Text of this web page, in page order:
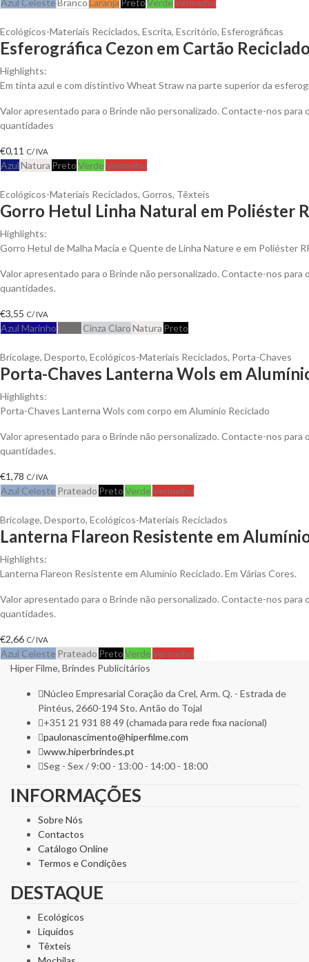
Ecológicos-Materiais Reciclados, Escrita, Escritório, Esferográficas
Esferográfica Cezon em Cartão
Highlights:
Em tinta azul e com distintivo Wheat Straw na parte superior da
Valor apresentado para o Brinde não personalizado. Contacte-nos
quantidades
€0,11 C/ IVA
AzulNatura PretoVerdeVermelho
Ecológicos-Materiais Reciclados, Gorros, Têxteis
Gorro Hetul Linha Natural em Poliéster
Highlights:
Gorro Hetul de Malha Macia e Quente de Linha Nature e em Poliéster
Valor apresentado para o Brinde não personalizado. Contacte-nos
quantidades.
€3,55 C/ IVA
Azul Marinho Cinza ClaroNatura Preto
Bricolage, Desporto, Ecológicos-Materiais Reciclados, Porta-Chaves
Porta-Chaves Lanterna Wols em
Highlights:
Porta-Chaves Lanterna Wols com corpo em Alumínio Reciclado
Valor apresentado para o Brinde não personalizado. Contacte-nos
quantidades.
€1,78 C/ IVA
Azul Celeste Prateado PretoVerdeVermelho
Bricolage, Desporto, Ecológicos-Materiais Reciclados
Lanterna Flareon Resistente em
Highlights:
Lanterna Flareon Resistente em Alumínio Reciclado. Em Várias Cores.
Valor apresentado para o Brinde não personalizado. Contacte-nos
quantidades.
€2,66 C/ IVA
Azul Celeste Prateado PretoVerdeVermelho
Hiper Filme, Brindes Publicitários
Núcleo Empresarial Coração da Crel, Arm. Q. - Estrada de
Pintéus, 2660-194 Sto. Antão do Tojal
+351 21 931 88 49 (chamada para rede fixa nacional)
paulonascimento@hiperfilme.com
www.hiperbrindes.pt
Seg - Sex / 9:00 - 13:00 - 14:00 - 18:00
INFORMAÇÕES
Sobre Nós
Contactos
Catálogo Online
Termos e Condições
DESTAQUE
Ecológicos
Líquidos
Têxteis